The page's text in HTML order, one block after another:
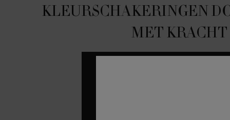
KLEURSCHAKERINGEN
MET KRACHT